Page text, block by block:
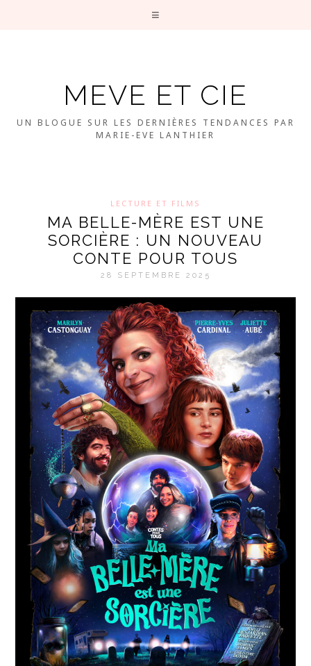
MEVE ET CIE
UN BLOGUE SUR LES DERNIÈRES TENDANCES PAR
MARIE-EVE LANTHIER
LECTURE ET FILMS
MA BELLE-MÈRE EST UNE
SORCIÈRE : UN NOUVEAU
CONTE POUR TOUS
28 SEPTEMBRE 2025